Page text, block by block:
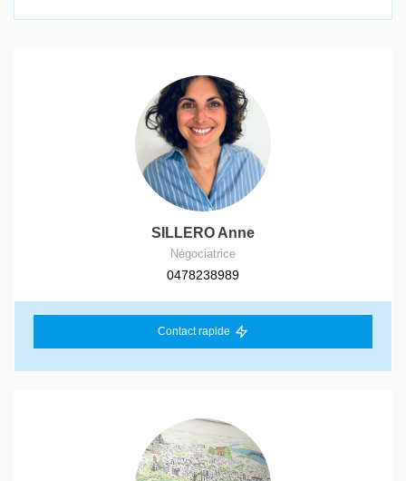
SILLERO Anne
Négociatrice
0478238989
Contact rapide